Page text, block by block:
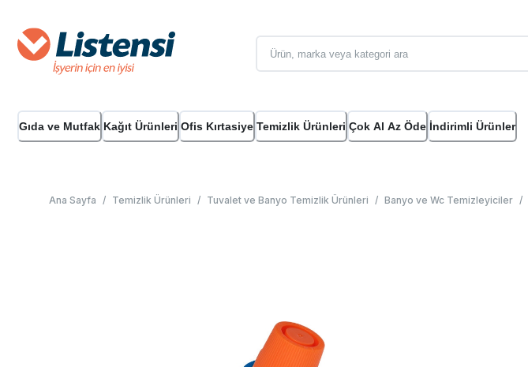
Gıda ve Mutfak Kağıt Ürünleri Ofis Kırtasiye Temizlik Ürünleri Çok Al Az Öde İndirimli Ürünler
Ana Sayfa / Temizlik Ürünleri / Tuvalet ve Banyo Temizlik Ürünleri / Banyo ve Wc Temizleyiciler /